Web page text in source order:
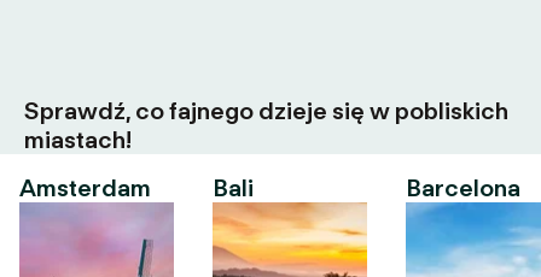
Sprawdź, co fajnego dzieje się w pobliskich
miastach!
Amsterdam
Bali Barcelona